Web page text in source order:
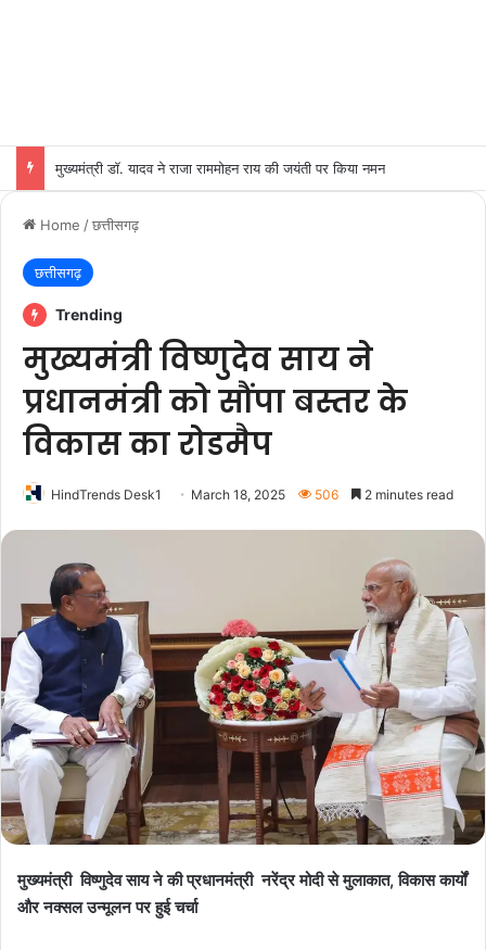
मुख्यमंत्री डॉ. यादव ने राजा राममोहन राय की जयंती पर किया नमन
Home /छत्तीसगढ़
छत्तीसगढ़
Trending
मुख्यमंत्री विष्णुदेव साय ने
प्रधानमंत्री को सौंपा बस्तर के
विकास का रोडमैप
HindTrends Desk1 March 18, 2025 506 2 minutes read
मुख्यमंत्री विष्णुदेव साय ने की प्रधानमंत्री नरेंद्र मोदी से मुलाकात, विकास कार्यों
और नक्सल उन्मूलन पर हुई चर्चा